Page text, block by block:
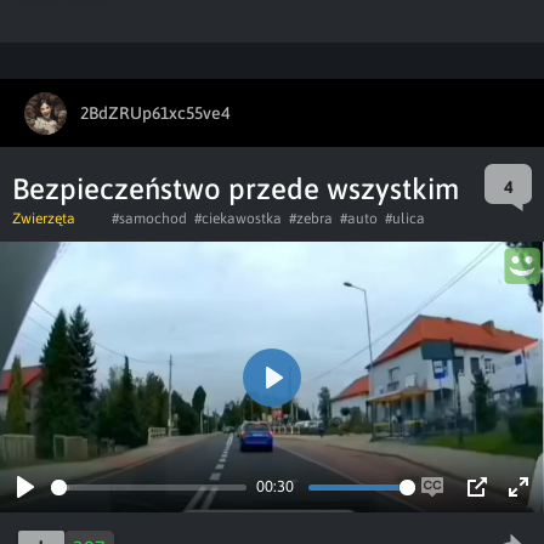
2BdZRUp61xc55ve4
Bezpieczeństwo przede wszystkim 4
Zwierzęta #samochod #ciekawostka #zebra #auto #ulica
Play
00:30
EnablePIP
Play